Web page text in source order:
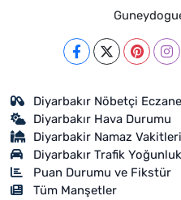
Diyarbakır Nöbetçi
Diyarbakır Hava Durumu
Diyarbakir Namaz Vakitleri
Diyarbakır Trafik
Puan Durumu ve Fikstür
Tüm Manşetler